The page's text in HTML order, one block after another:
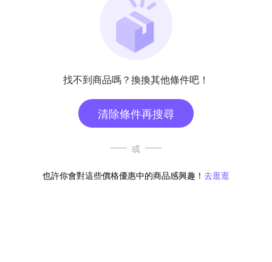
找不到商品嗎？換換其他條件吧！
清除條件再搜尋
或
也許你會對這些價格優惠中的商品感興趣！ 去逛逛